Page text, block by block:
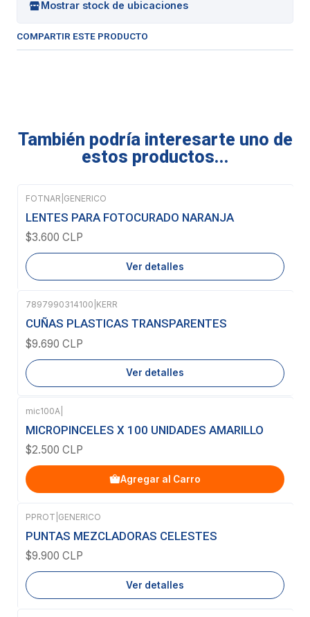
Mostrar stock de ubicaciones
COMPARTIR ESTE PRODUCTO
También podría interesarte uno de
estos productos...
Agotado
FOTNAR GENERICO
LENTES PARA FOTOCURADO NARANJA
$3.600 CLP
Ver detalles
Agotado
7897990314100 KERR
CUÑAS PLASTICAS TRANSPARENTES
$9.690 CLP
Ver detalles
mic100A
MICROPINCELES X 100 UNIDADES AMARILLO
$2.500 CLP
Agregar al Carro
Agotado
PPROT GENERICO
PUNTAS MEZCLADORAS CELESTES
$9.900 CLP
Ver detalles